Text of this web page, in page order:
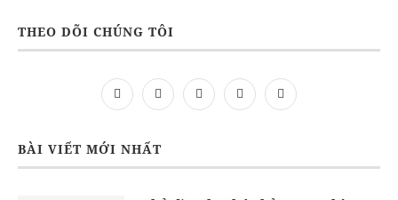
THEO DÕI CHÚNG TÔI
BÀI VIẾT MỚI NHẤT